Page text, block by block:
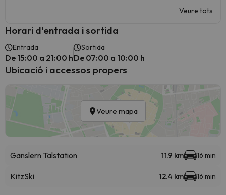
Veure tots
Horari d'entrada i sortida
Entrada
De 15:00 a 21:00 h
Sortida
De 07:00 a 10:00 h
Ubicació i accessos propers
Veure mapa
Ganslern Talstation 11.9 km 16 min
KitzSki 12.4 km 16 min